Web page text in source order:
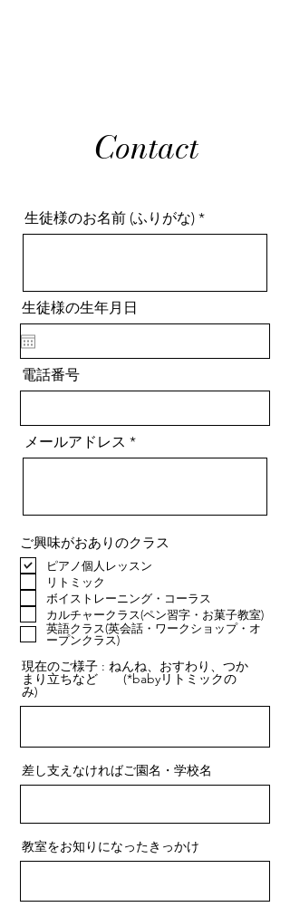
Contact
生徒様のお名前 (ふりがな)
生徒様の生年月日
電話番号
メールアドレス
ご興味がおありのクラス
ピアノ個人レッスン
リトミック
ボイストレーニング・コーラス
カルチャークラス(ペン習字・お菓子教室)
英語クラス(英会話・ワークショップ・オ
ープンクラス)
現在のご様子 : ねんね、おすわり、つか
まり立ちなど (*babyリトミックの
み)
差し支えなければご園名・学校名
教室をお知りになったきっかけ